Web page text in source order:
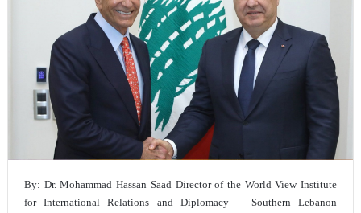
By: Dr. Mohammad Hassan Saad Director of the World View Institute
for International Relations and Diplomacy Southern Lebanon